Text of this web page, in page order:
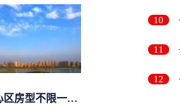
求购市中心区房型不限一室一厅一卫简...
10
11
12